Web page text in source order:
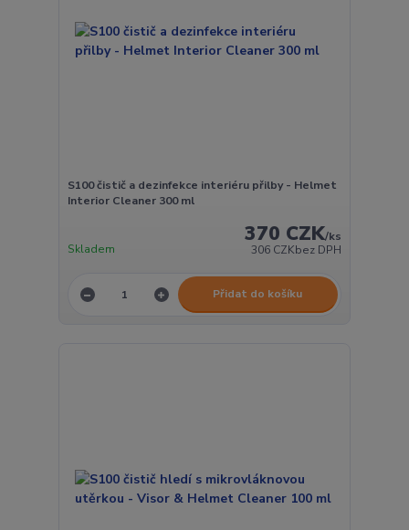
S100 čistič a dezinfekce interiéru přilby - Helmet
Interior Cleaner 300 ml
370 CZK/ks
306 CZKbez DPH
Skladem
Přidat do košíku